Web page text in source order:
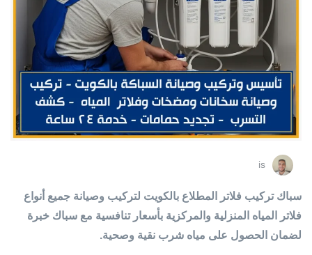
is
سباك تركيب فلاتر المطلاع بالكويت لتركيب وصيانة جميع أنواع
فلاتر المياه المنزلية والمركزية بأسعار تنافسية مع سباك خبرة
لضمان الحصول على مياه شرب نقية وصحية.